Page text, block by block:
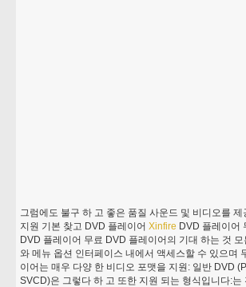
그럼에도 불구 하 고 좋은 품질 사운드 및 비디오를 제
지원 기본 찾고 DVD 플레이어Xinfire DVD 플레이어
DVD 플레이어 무료 DVD 플레이어의 기대 하는 것
와 메뉴 옵션 인터페이스 내에서 액세스할 수 있으며
이어는 매우 다양 한 비디오 포맷을 지원: 일반 DVD
SVCD)은 그렇다 하 고 또한 지원 되는 형식입니다:는